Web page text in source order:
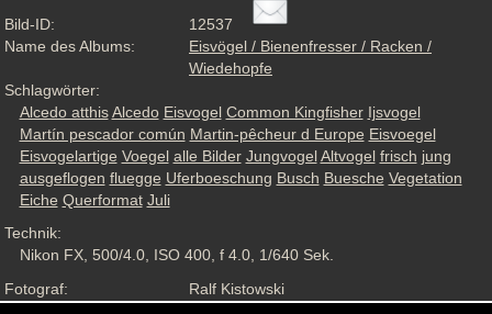
Bild-ID:
12537
Name des Albums:
Eisvögel / Bienenfresser / Racken /
Wiedehopfe
Schlagwörter:
Alcedo atthis Alcedo Eisvogel Common Kingfisher Ijsvogel
Martín pescador común Martin-pêcheur d Europe Eisvoegel
Eisvogelartige Voegel alle Bilder Jungvogel Altvogel frisch jung
ausgeflogen fluegge Uferboeschung Busch Buesche Vegetation
Eiche Querformat Juli
Technik:
Nikon FX, 500/4.0, ISO 400, f 4.0, 1/640 Sek.
Fotograf:
Ralf Kistowski